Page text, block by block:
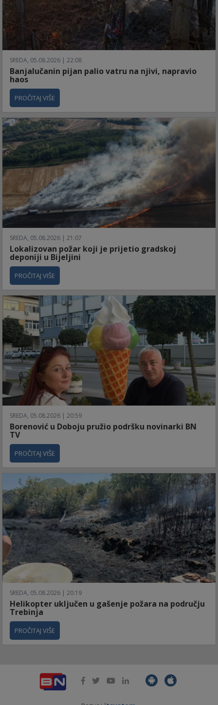
SREDA, 05.08.2026 | 22:08
Banjalučanin pijan palio vatru na njivi, napravio
haos
PROČITAJ VIŠE
SREDA, 05.08.2026 | 21:07
Lokalizovan požar koji je prijetio gradskoj
deponiji u Bijeljini
PROČITAJ VIŠE
SREDA, 05.08.2026 | 20:59
Borenović u Doboju pružio podršku novinarki BN
TV
PROČITAJ VIŠE
SREDA, 05.08.2026 | 20:19
Helikopter uključen u gašenje požara na području
Trebinja
PROČITAJ VIŠE